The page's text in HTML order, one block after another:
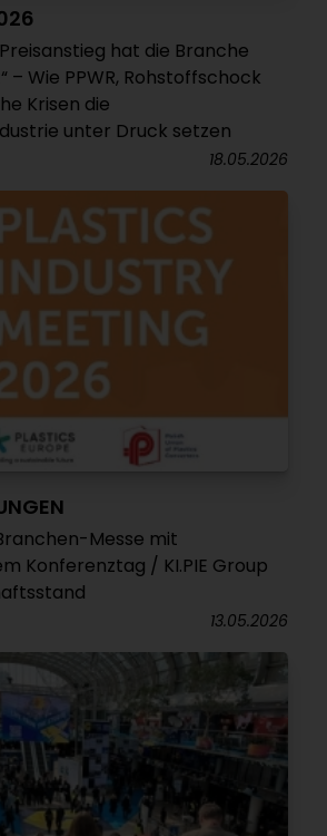
hat die Branche
– Wie PPWR, Rohstoffschock
Krisen die
unter Druck setzen
18.05.2026
Messe mit
Konferenztag / KI.PIE Group
13.05.2026